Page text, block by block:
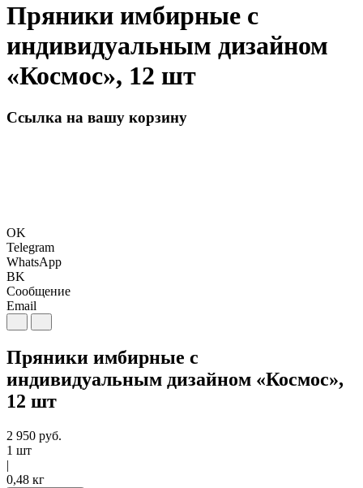
Пряники имбирные с
индивидуальным дизайном
«Космос», 12 шт
Ссылка на вашу корзину
OK
Telegram
WhatsApp
BK
Сообщение
Email
Пряники имбирные с
индивидуальным дизайном «Космос»,
12 шт
2 950 руб.
1 шт
|
0,48 кг